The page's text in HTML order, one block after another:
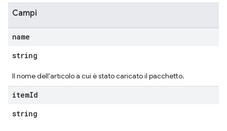
Campi
name
string
Il nome dell'articolo a cui è stato caricato il pacchetto.
itemId
string